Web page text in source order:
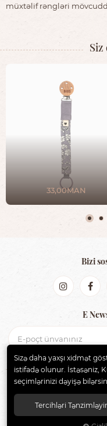
müxtəlif rəngləri
33,00MAN
Bizi
E
BIBS
Sizə daha yaxşı xidmət
istifadə olunur. İstəsəniz,
seçimlərinizi dəyişə
Tercihləri